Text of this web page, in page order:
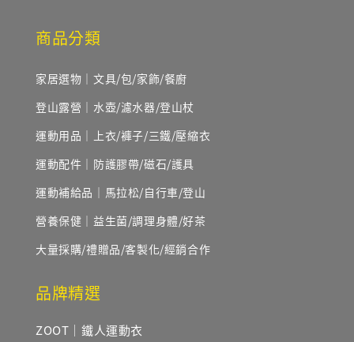
商品分類
家居選物｜文具/包/家飾/餐廚
登山露營｜水壺/濾水器/登山杖
運動用品｜上衣/褲子/三鐵/壓縮衣
運動配件｜防護膠帶/磁石/護具
運動補給品｜馬拉松/自行車/登山
營養保健｜益生菌/調理身體/好茶
大量採購/禮贈品/客製化/經銷合作
品牌精選
ZOOT｜鐵人運動衣